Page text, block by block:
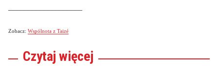
Zobacz: Wspólnota z Taizé
Czytaj więcej